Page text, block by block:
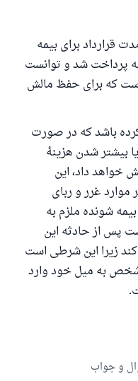
قرارداد برای بیمه
پرداخت شد و توانست
که برای حفظ مالش
باشد که در صورت
بیشتر شدن هزینهٔ
خواهد داد، این
غرر و ربای
شونده ملزم به
پس از حادثه این
زیرا این شرطی است
شخص به میل خود وارد
و جواب